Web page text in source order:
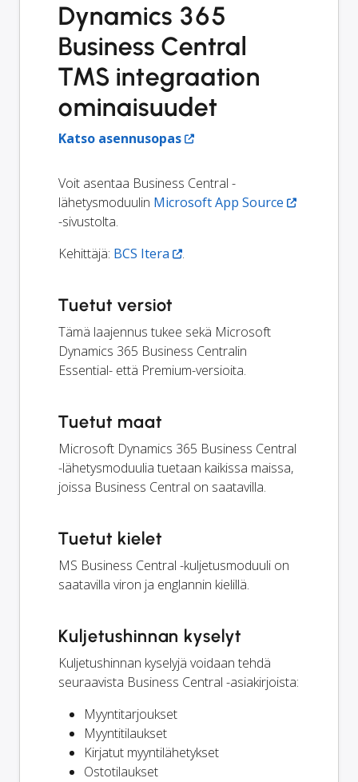
Dynamics 365
Business Central
TMS integraation
ominaisuudet
Katso asennusopas
Voit asentaa Business Central -
lähetysmoduulin Microsoft App Source
-sivustolta.
Kehittäjä: BCS Itera .
Tuetut versiot
Tämä laajennus tukee sekä Microsoft
Dynamics 365 Business Centralin
Essential- että Premium-versioita.
Tuetut maat
Microsoft Dynamics 365 Business Central
-lähetysmoduulia tuetaan kaikissa maissa,
joissa Business Central on saatavilla.
Tuetut kielet
MS Business Central -kuljetusmoduuli on
saatavilla viron ja englannin kielillä.
Kuljetushinnan kyselyt
Kuljetushinnan kyselyjä voidaan tehdä
seuraavista Business Central -asiakirjoista:
Myyntitarjoukset
Myyntitilaukset
Kirjatut myyntilähetykset
Ostotilaukset